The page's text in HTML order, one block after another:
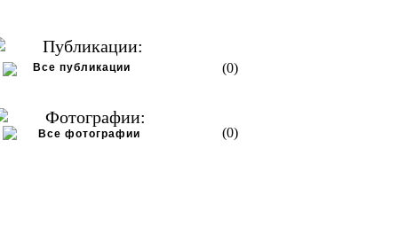
Публикации:
Все публикации (0)
Фотографии:
Все фотографии (0)